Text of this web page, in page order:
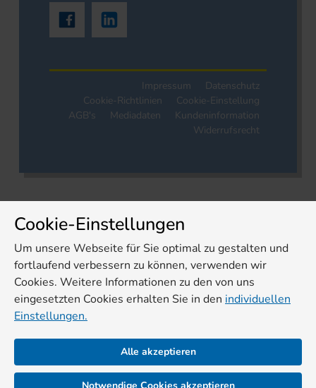
Impressum
Datenschutz
Cookie-Richtlinien
Cookie-Einstellung
AGB's
Mediadaten
Kundeninformation
Widerrufsrecht
Cookie-Einstellungen
Um unsere Webseite für Sie optimal zu gestalten und
fortlaufend verbessern zu können, verwenden wir
Cookies. Weitere Informationen zu den von uns
eingesetzten Cookies erhalten Sie in den individuellen
Einstellungen.
Alle akzeptieren